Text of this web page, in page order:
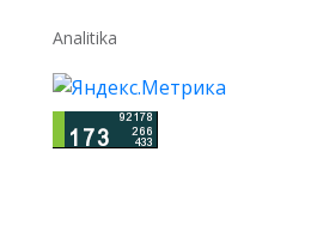
Analitika